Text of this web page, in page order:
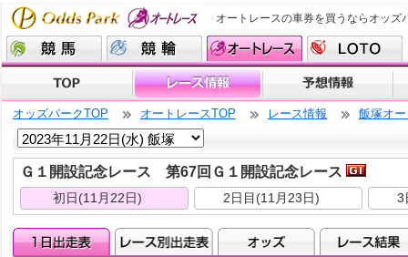
オートレースの車券を買うならオッズ
オッズパークTOP オートレースTOP レース情報 飯塚オ
Ｇ１開設記念レース 第67回Ｇ１開設記念レース
初日(11月22日) 2日目(11月23日) 3